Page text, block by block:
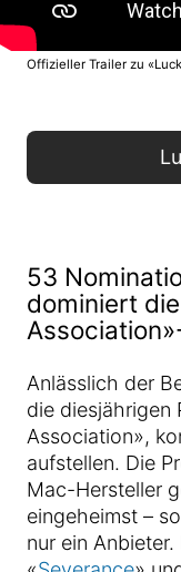
Offizieller Trailer zu
53
dominiert
Anlässlich der
die diesjährigen
Association»,
aufstellen. Die
Mac-Hersteller
eingeheimst –
nur ein